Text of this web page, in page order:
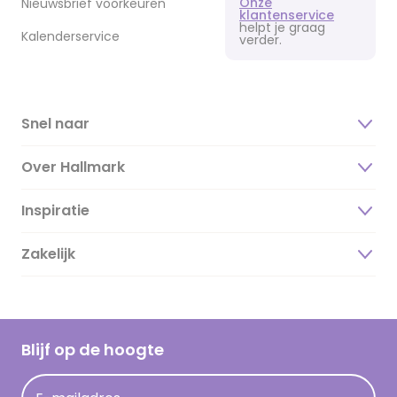
Nieuwsbrief voorkeuren
Kalenderservice
klantenservice
helpt je graag
verder.
Snel naar
Over Hallmark
Over ons
Duurzaamheid
Hallmark Kaartclub
Acties
Inspiratie
Magazine
Cadeau inspiratie
Kaartinspiratie
Zakelijk
Blijf op de hoogte